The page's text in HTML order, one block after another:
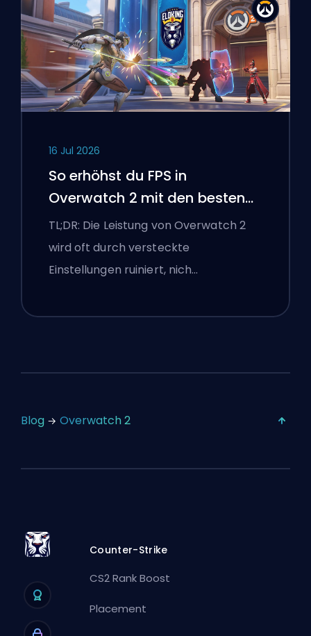
16 Jul 2026
So erhöhst du FPS in
Overwatch 2 mit den besten
Einstellungen
TL;DR: Die Leistung von Overwatch 2
wird oft durch versteckte
Einstellungen ruiniert, nich…
Blog Overwatch 2
Counter-Strike
CS2 Rank Boost
Placement